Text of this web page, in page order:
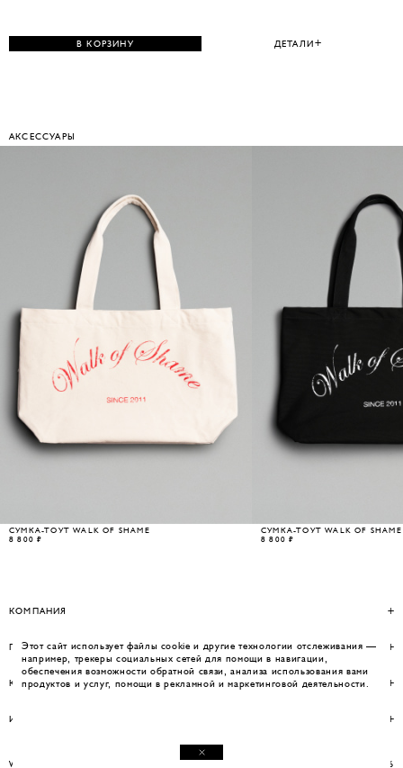
ДЕТАЛИ
В КОРЗИНУ
АКСЕССУАРЫ
СУМКА-ТОУТ WALK OF SHAME
8 800 ₽
СУМКА-ТОУТ WALK OF SHAME
8 800 ₽
КОМПАНИЯ
ПОМОЩЬ
КОНТАКТЫ
ИНФОРМАЦИЯ
WEBSITE BY UMWELT © WOS 2026
Этот сайт использует файлы cookie и другие технологии отслеживания —
например, трекеры социальных сетей для помощи в навигации,
обеспечения возможности обратной связи, анализа использования вами
продуктов и услуг, помощи в рекламной и маркетинговой деятельности.